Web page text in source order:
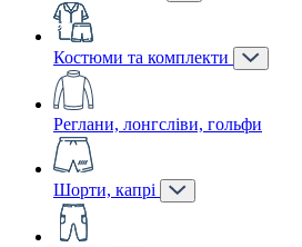
Костюми та комплекти
Реглани, лонгсліви, гольфи
Шорти, капрі